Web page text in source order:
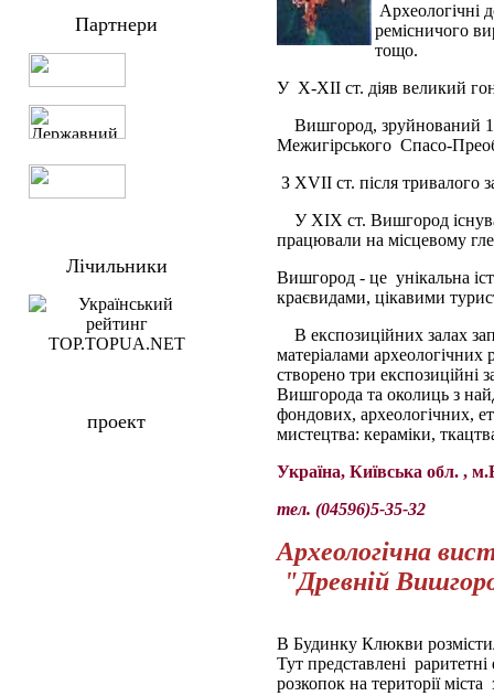
Партнери
Лічильники
проект
Археологічні
ремісничого
тощо.
У Х-ХII ст. діяв великий
Вишгород, зруйнований
Межигірського Спасо-
З ХVII ст. після тривалого
У ХIХ ст. Вишгород
працювали на місцевому
Вишгород - це унікальна
краєвидами, цікавими
В експозиційних залах
матеріалами
створено три експозиційні
Вишгорода та околиць з
фондових, археологічних,
мистецтва: кераміки,
Україна, Київська обл. ,
тел. (04596)5-35-32
Археологічна
"Древній
В Будинку Клюкви
Тут представлені
розкопок на території